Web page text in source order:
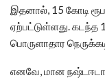
இதனால், 15 கோடி
ஏற்பட்டுள்ளது.
பொருளாதார
எனவே, மான